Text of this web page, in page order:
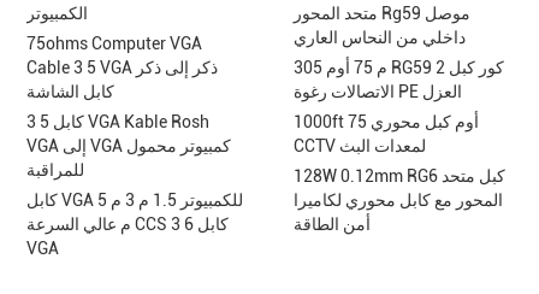
الكمبيوتر
75ohms Computer VGA
Cable 3 5 VGA ذكر إلى ذكر
كابل الشاشة
3 5 كابل VGA Kable Rosh
VGA إلى VGA كمبيوتر محمول
للمراقبة
كابل VGA للكمبيوتر 1.5 م 3 م 5
م عالي السرعة CCS 3 6 كابل
VGA
متحد المحور Rg59 موصل
داخلي من النحاس العاري
305 م 75 أوم RG59 2 كور كبل
الاتصالات رغوة PE العزل
1000ft 75 أوم كبل محوري
CCTV لمعدات البث
128W 0.12mm RG6 كبل متحد
المحور مع كابل محوري لكاميرا
أمن الطاقة